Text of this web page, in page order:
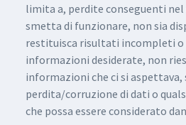
limita a, perdite conseguenti nel
smetta di funzionare, non sia
restituisca risultati incompleti o
informazioni desiderate, non
informazioni che ci si aspettava,
perdita/corruzione di dati o
che possa essere considerato